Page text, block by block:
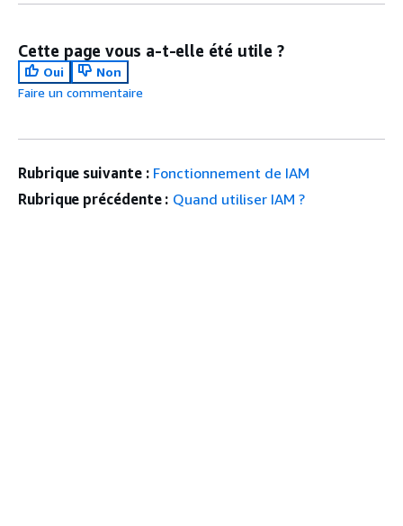
Cette page vous a-t-elle été utile ?
Oui
Non
Faire un commentaire
Rubrique suivante : Fonctionnement de IAM
Rubrique précédente : Quand utiliser IAM ?